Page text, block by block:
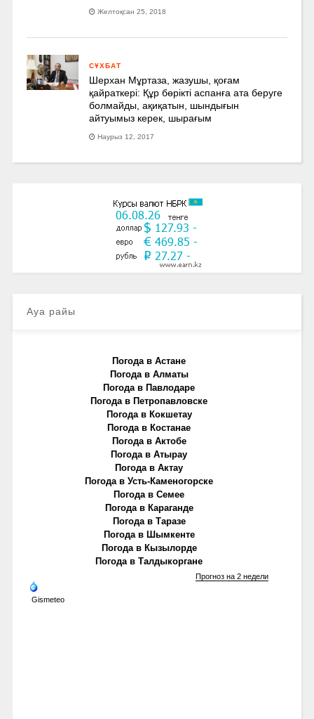
Желтоқсан 25, 2018
СҰХБАТ
Шерхан Мұртаза, жазушы, қоғам
қайраткері: Құр бөрікті аспанға ата беруге
болмайды, ақиқатын, шындығын
айтуымыз керек, шырағым
Наурыз 12, 2017
Ауа райы
Погода в Астане
Погода в Алматы
Погода в Павлодаре
Погода в Петропавловске
Погода в Кокшетау
Погода в Костанае
Погода в Актобе
Погода в Атырау
Погода в Актау
Погода в Усть-Каменогорске
Погода в Семее
Погода в Караганде
Погода в Таразе
Погода в Шымкенте
Погода в Кызылорде
Погода в Талдыкоргане
Gismeteo
Прогноз на 2 недели